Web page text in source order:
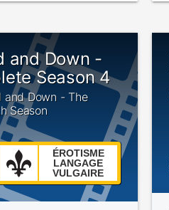
and Down -
Season 4
and Down - The
Season
ÉROTISME
LANGAGE
VULGAIRE